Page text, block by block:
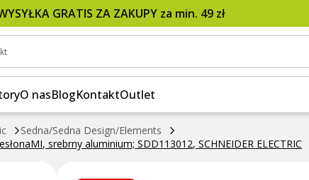
GRATIS ZA ZAKUPY za min. 49 zł
O nasBlogKontaktOutlet
Sedna/Sedna Design/Elements
srebrny aluminium; SDD113012, SCHNEIDER ELECTRIC